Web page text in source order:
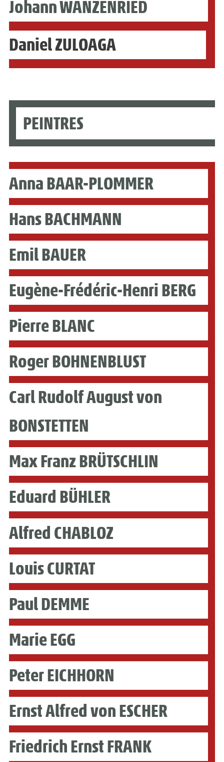
Johann WANZENRIED
Daniel ZULOAGA
PEINTRES
Anna BAAR-PLOMMER
Hans BACHMANN
Emil BAUER
Eugène-Frédéric-Henri BERG
Pierre BLANC
Roger BOHNENBLUST
Carl Rudolf August von
BONSTETTEN
Max Franz BRÜTSCHLIN
Eduard BÜHLER
Alfred CHABLOZ
Louis CURTAT
Paul DEMME
Marie EGG
Peter EICHHORN
Ernst Alfred von ESCHER
Friedrich Ernst FRANK